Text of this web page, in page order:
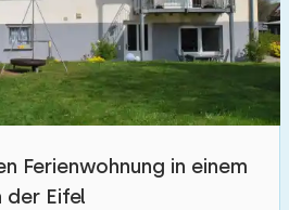
0
Ferienwohnung in einem
der Eifel